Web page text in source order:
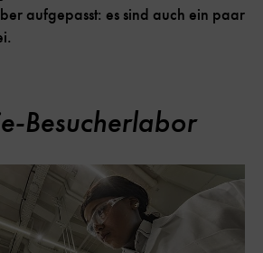
aufgepasst: es sind auch ein paar
Besucherlabor